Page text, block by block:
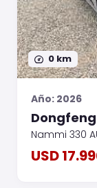
0 km
Año: 2026
Dongfeng
Nammi 330
USD